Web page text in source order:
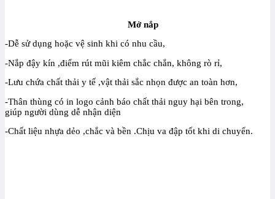
Mở nắp
-Dễ sử dụng hoặc vệ sinh khi có nhu cầu,
-Nắp đậy kín ,điểm rút mũi kiêm chắc chắn, không rò rỉ,
-Lưu chứa chất thải y tế ,vật thải sắc nhọn được an toàn hơn,
-Thân thùng có in logo cảnh báo chất thải nguy hại bên trong,
giúp người dùng dễ nhận diện
-Chất liệu nhựa dẻo ,chắc và bền .Chịu va đập tốt khi di chuyển.